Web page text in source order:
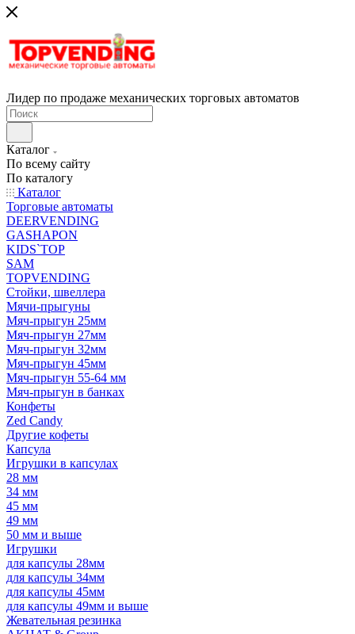
Лидер по продаже механических торговых автоматов
Каталог
По всему сайту
По каталогу
Каталог
Торговые автоматы
DEERVENDING
GASHAPON
KIDS`TOP
SAM
TOPVENDING
Стойки, швеллера
Мячи-прыгуны
Мяч-прыгун 25мм
Мяч-прыгун 27мм
Мяч-прыгун 32мм
Мяч-прыгун 45мм
Мяч-прыгун 55-64 мм
Мяч-прыгун в банках
Конфеты
Zed Candy
Другие кофеты
Капсула
Игрушки в капсулах
28 мм
34 мм
45 мм
49 мм
50 мм и выше
Игрушки
для капсулы 28мм
для капсулы 34мм
для капсулы 45мм
для капсулы 49мм и выше
Жевательная резинка